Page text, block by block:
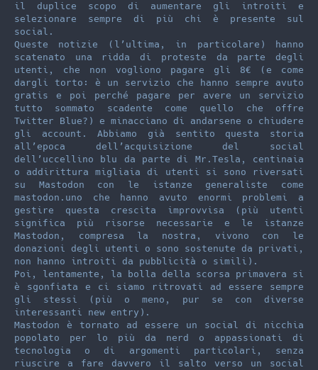
il duplice scopo di aumentare gli introiti e
selezionare sempre di più chi è presente sul
social.
Queste notizie (l’ultima, in particolare) hanno
scatenato una ridda di proteste da parte degli
utenti, che non vogliono pagare gli 8€ (e come
dargli torto: è un servizio che hanno sempre avuto
gratis e poi perché pagare per avere un servizio
tutto sommato scadente come quello che offre
Twitter Blue?) e minacciano di andarsene o chiudere
gli account. Abbiamo già sentito questa storia
all’epoca dell’acquisizione del social
dell’uccellino blu da parte di Mr.Tesla, centinaia
o addirittura migliaia di utenti si sono riversati
su Mastodon con le istanze generaliste come
mastodon.uno che hanno avuto enormi problemi a
gestire questa crescita improvvisa (più utenti
significa più risorse necessarie e le istanze
Mastodon, compresa la nostra, vivono con le
donazioni degli utenti o sono sostenute da privati,
non hanno introiti da pubblicità o simili).
Poi, lentamente, la bolla della scorsa primavera si
è sgonfiata e ci siamo ritrovati ad essere sempre
gli stessi (più o meno, pur se con diverse
interessanti new entry).
Mastodon è tornato ad essere un social di nicchia
popolato per lo più da nerd o appassionati di
tecnologia o di argomenti particolari, senza
riuscire a fare davvero il salto verso un social